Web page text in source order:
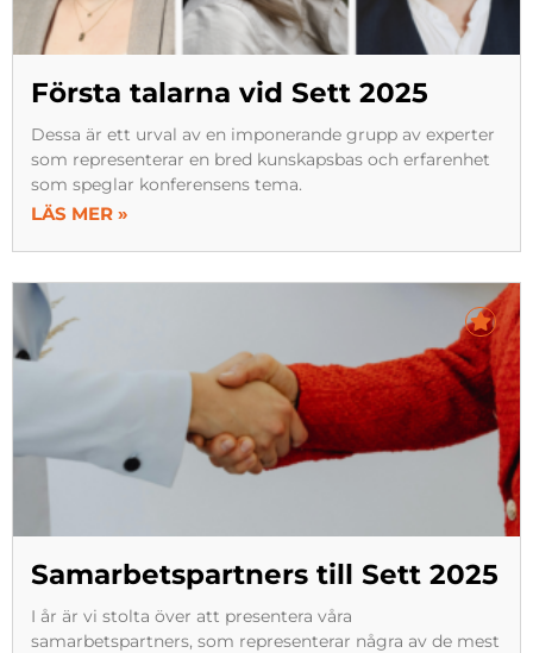
Första talarna vid Sett 2025
Dessa är ett urval av en imponerande grupp av experter
som representerar en bred kunskapsbas och erfarenhet
som speglar konferensens tema.
LÄS MER »
Samarbetspartners till Sett 2025
I år är vi stolta över att presentera våra
samarbetspartners, som representerar några av de mest